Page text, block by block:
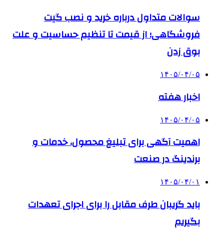
سوالات متداول درباره خرید و نصب گیت
فروشگاهی؛ از قیمت تا تنظیم حساسیت و علت
بوق زدن
۱۴۰۵/۰۴/۰۵
اخبار هفته
۱۴۰۵/۰۴/۰۵
اهمیت آگهی برای تبلیغ محصول، خدمات و
برندینگ در صنعت
۱۴۰۵/۰۴/۰۱
باید گریبان طرف مقابل را برای اجرای تعهدات
بگیریم